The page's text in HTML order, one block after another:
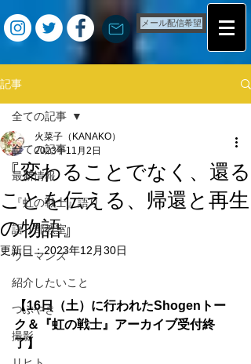
メール配信希望
記事
全ての記事
最新情報
『虹の戦士』語り
語り部教室
ウーマンズ
紹介したいこと
つぶやき
撮影
全ての記事
『変わることでなく、還る
ことを伝える、帰還と再生
の物語』
火菜子（KANAKO）
2023年11月2日
更新日：2023年12月30日
【16日（土）に行われたShogenトー
ク＆『虹の戦士』アーカイブ受付終
了】